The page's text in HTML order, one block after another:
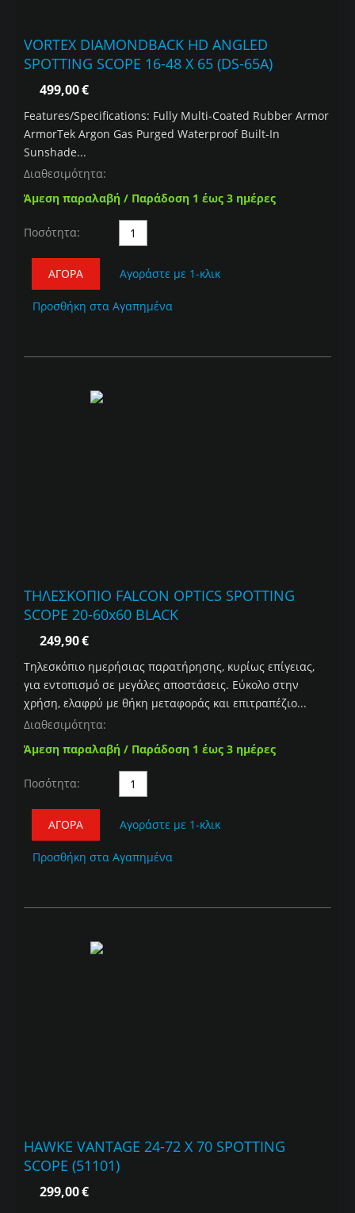
VORTEX DIAMONDBACK HD ANGLED
SPOTTING SCOPE 16-48 X 65 (DS-65A)
499,00€
Features/Specifications: Fully Multi-Coated Rubber Armor
ArmorTek Argon Gas Purged Waterproof Built-In
Sunshade...
Διαθεσιμότητα:
Άμεση παραλαβή / Παράδοση 1 έως 3 ημέρες
Ποσότητα:
ΑΓΟΡΆ Αγοράστε με 1-κλικ
Προσθήκη στα Αγαπημένα
ΤΗΛΕΣΚΟΠΙΟ FALCON OPTICS SPOTTING
SCOPE 20-60x60 BLACK
249,90€
Τηλεσκόπιο ημερήσιας παρατήρησης, κυρίως επίγειας,
για εντοπισμό σε μεγάλες αποστάσεις. Εύκολο στην
χρήση, ελαφρύ με θήκη μεταφοράς και επιτραπέζιο...
Διαθεσιμότητα:
Άμεση παραλαβή / Παράδοση 1 έως 3 ημέρες
Ποσότητα:
ΑΓΟΡΆ Αγοράστε με 1-κλικ
Προσθήκη στα Αγαπημένα
HAWKE VANTAGE 24-72 X 70 SPOTTING
SCOPE (51101)
299,00€